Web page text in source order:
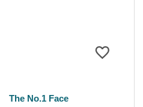
The No.1 Face